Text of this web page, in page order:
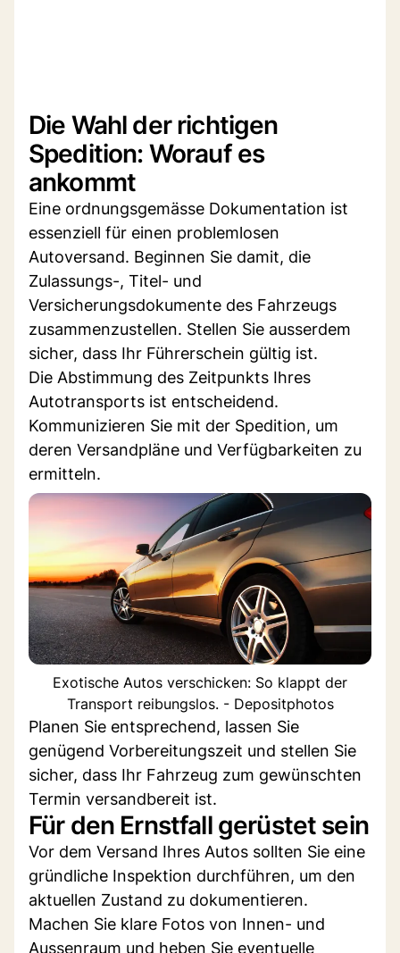
Die Wahl der richtigen
Spedition: Worauf es
ankommt
Eine ordnungsgemässe Dokumentation ist
essenziell für einen problemlosen
Autoversand. Beginnen Sie damit, die
Zulassungs-, Titel- und
Versicherungsdokumente des Fahrzeugs
zusammenzustellen. Stellen Sie ausserdem
sicher, dass Ihr Führerschein gültig ist.
Die Abstimmung des Zeitpunkts Ihres
Autotransports ist entscheidend.
Kommunizieren Sie mit der Spedition, um
deren Versandpläne und Verfügbarkeiten zu
ermitteln.
Exotische Autos verschicken: So klappt der
Transport reibungslos. - Depositphotos
Planen Sie entsprechend, lassen Sie
genügend Vorbereitungszeit und stellen Sie
sicher, dass Ihr Fahrzeug zum gewünschten
Termin versandbereit ist.
Für den Ernstfall gerüstet sein
Vor dem Versand Ihres Autos sollten Sie eine
gründliche Inspektion durchführen, um den
aktuellen Zustand zu dokumentieren.
Machen Sie klare Fotos von Innen- und
Aussenraum und heben Sie eventuelle